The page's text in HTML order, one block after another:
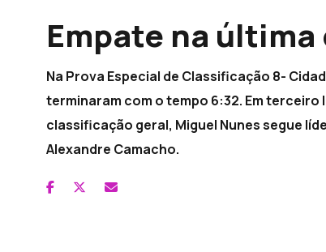
Empate na
Na Prova Especial de Classificação 8-
terminaram com o tempo 6:32. Em terceiro
classificação geral, Miguel Nunes segue
Alexandre Camacho.